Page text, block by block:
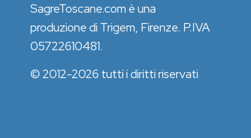
SagreToscane.com è una
produzione di Trigem, Firenze. P.IVA
05722610481.
© 2012-2026 tutti i diritti riservati